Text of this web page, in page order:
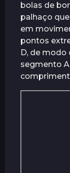
bolas de
palhaço
em
pontos
D, de modo
segmento